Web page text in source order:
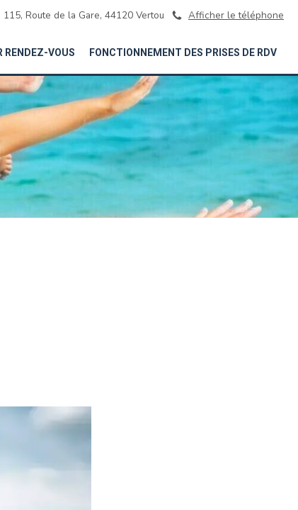
Afficher le téléphone
115, Route de la Gare, 44120 Vertou
RENDEZ-VOUS FONCTIONNEMENT DES PRISES DE RDV